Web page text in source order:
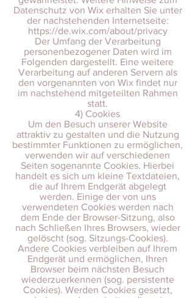
Datenschutz von Wix erhalten Sie unter
der nachstehenden Internetseite:
https://de.wix.com/about/privacy
Der Umfang der Verarbeitung
personenbezogener Daten wird im
Folgenden dargestellt. Eine weitere
Verarbeitung auf anderen Servern als
den vorgenannten von Wix findet nur
im nachstehend mitgeteilten Rahmen
statt.
4) Cookies
Um den Besuch unserer Website
attraktiv zu gestalten und die Nutzung
bestimmter Funktionen zu ermöglichen,
verwenden wir auf verschiedenen
Seiten sogenannte Cookies. Hierbei
handelt es sich um kleine Textdateien,
die auf Ihrem Endgerät abgelegt
werden. Einige der von uns
verwendeten Cookies werden nach
dem Ende der Browser-Sitzung, also
nach Schließen Ihres Browsers, wieder
gelöscht (sog. Sitzungs-Cookies).
Andere Cookies verbleiben auf Ihrem
Endgerät und ermöglichen, Ihren
Browser beim nächsten Besuch
wiederzuerkennen (sog. persistente
Cookies). Werden Cookies gesetzt,